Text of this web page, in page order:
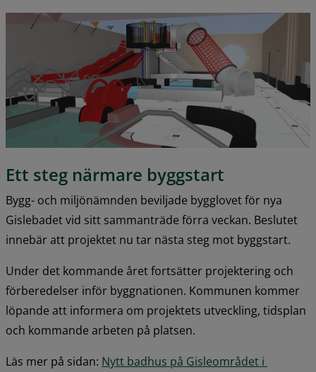
Ett steg närmare byggstart
Bygg- och miljönämnden beviljade bygglovet för nya
Gislebadet vid sitt sammanträde förra veckan. Beslutet
innebär att projektet nu tar nästa steg mot byggstart.
Under det kommande året fortsätter projektering och
förberedelser inför byggnationen. Kommunen kommer
löpande att informera om projektets utveckling, tidsplan
och kommande arbeten på platsen.
Läs mer på sidan: Nytt badhus på Gisleområdet i